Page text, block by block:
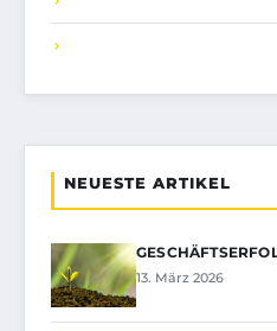
NEUESTE ARTIKEL
13. März 2026